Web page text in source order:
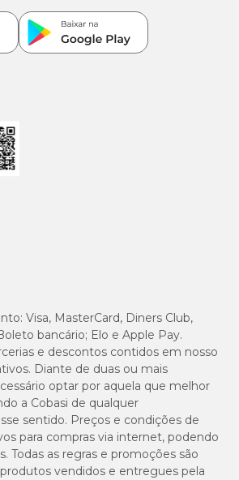
Visa, MasterCard, Diners Club,
bancário; Elo e Apple Pay.
e descontos contidos em nosso
Diante de duas ou mais
optar por aquela que melhor
a Cobasi de qualquer
sentido. Preços e condições de
para compras via internet, podendo
Todas as regras e promoções são
vendidos e entregues pela